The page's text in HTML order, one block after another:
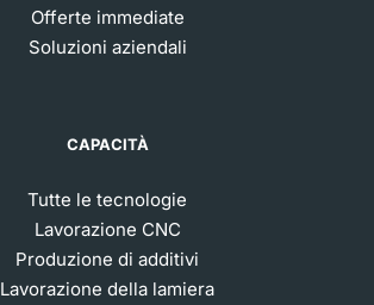
Offerte immediate
Soluzioni aziendali
CAPACITÀ
Tutte le tecnologie
Lavorazione CNC
Produzione di additivi
Lavorazione della lamiera